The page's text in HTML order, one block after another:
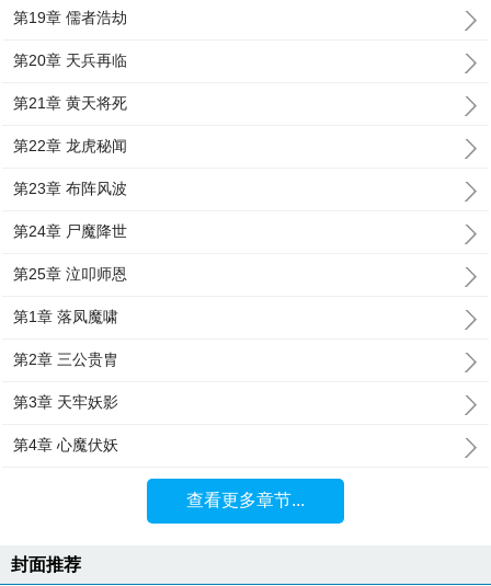
第19章 儒者浩劫
第20章 天兵再临
第21章 黄天将死
第22章 龙虎秘闻
第23章 布阵风波
第24章 尸魔降世
第25章 泣叩师恩
第1章 落凤魔啸
第2章 三公贵胄
第3章 天牢妖影
第4章 心魔伏妖
查看更多章节...
封面推荐